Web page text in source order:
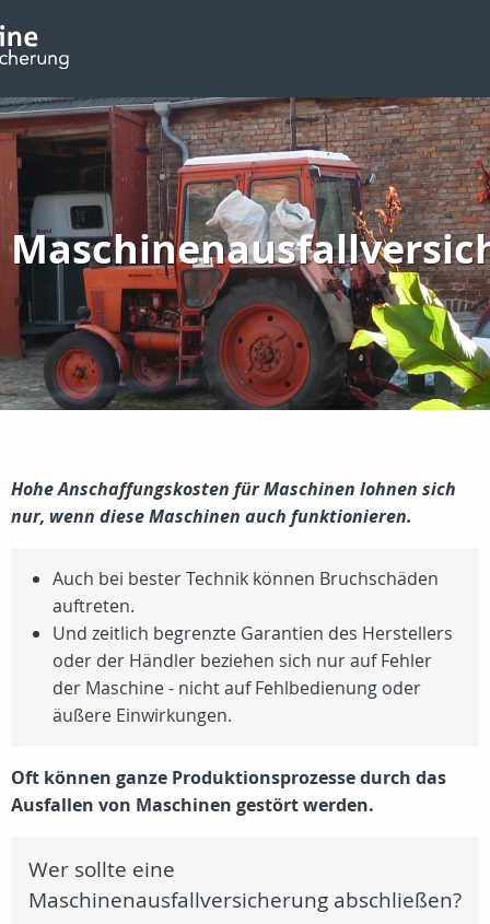
Hohe Anschaffungskosten für Maschinen lohnen sich
nur, wenn diese Maschinen auch funktionieren.
Auch bei bester Technik können Bruchschäden
auftreten.
Und zeitlich begrenzte Garantien des Herstellers
oder der Händler beziehen sich nur auf Fehler
der Maschine - nicht auf Fehlbedienung oder
äußere Einwirkungen.
Oft können ganze Produktionsprozesse durch das
Ausfallen von Maschinen gestört werden.
Wer sollte eine
Maschinenausfallversicherung abschließen?